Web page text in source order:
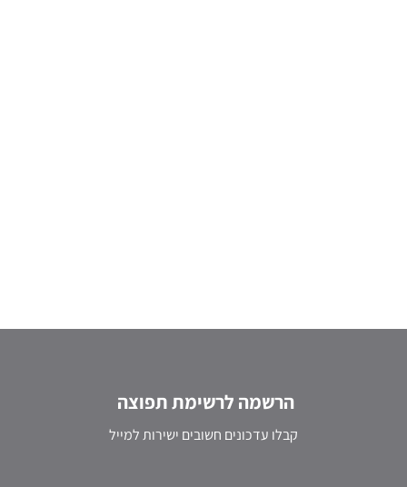
הרשמה לרשימת תפוצה
קבלו עדכונים חשובים ישירות למייל